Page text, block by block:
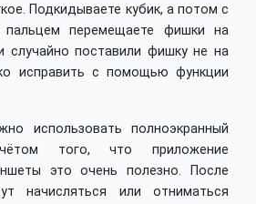
Подкидываете кубик, а потом с
перемещаете фишки на
случайно поставили фишку не на
исправить с помощью функции
использовать полноэкранный
того, что приложение
это очень полезно. После
начисляться или отниматься